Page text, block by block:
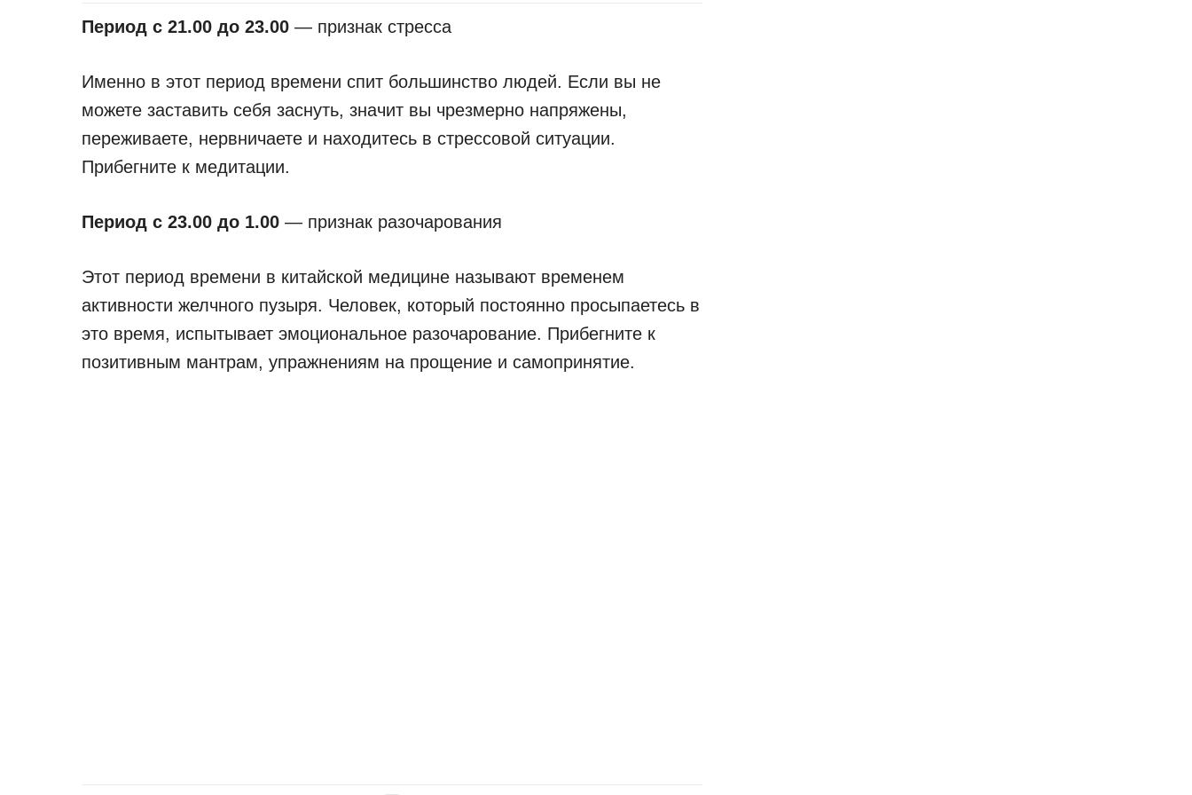
Период с 21.00 до 23.00 — признак стресса
Именно в этот период времени спит большинство людей. Если вы не
можете заставить себя заснуть, значит вы чрезмерно напряжены,
переживаете, нервничаете и находитесь в стрессовой ситуации.
Прибегните к медитации.
Период с 23.00 до 1.00 — признак разочарования
Этот период времени в китайской медицине называют временем
активности желчного пузыря. Человек, который постоянно просыпаетесь в
это время, испытывает эмоциональное разочарование. Прибегните к
позитивным мантрам, упражнениям на прощение и самопринятие.